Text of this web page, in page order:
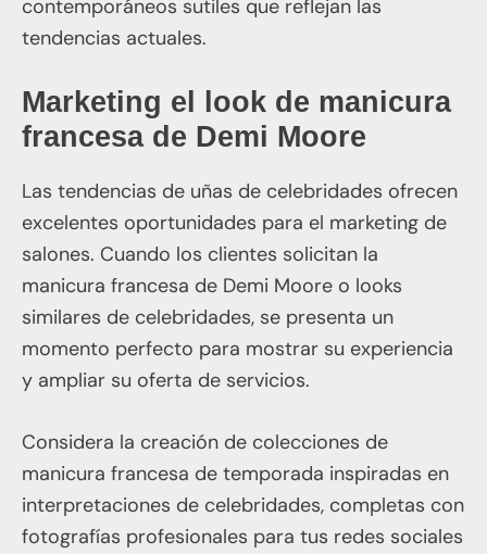
contemporáneos sutiles que reflejan las
tendencias actuales.
Marketing el look de manicura
francesa de Demi Moore
Las tendencias de uñas de celebridades ofrecen
excelentes oportunidades para el marketing de
salones. Cuando los clientes solicitan la
manicura francesa de Demi Moore o looks
similares de celebridades, se presenta un
momento perfecto para mostrar su experiencia
y ampliar su oferta de servicios.
Considera la creación de colecciones de
manicura francesa de temporada inspiradas en
interpretaciones de celebridades, completas con
fotografías profesionales para tus redes sociales